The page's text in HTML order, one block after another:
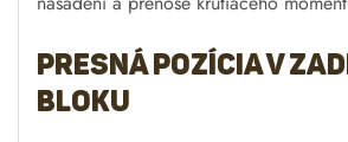
Presná pozícia v
bloku